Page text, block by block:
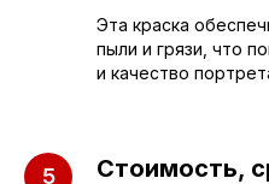
Эта краска
пыли и грязи, что
и качество
Стоимость,